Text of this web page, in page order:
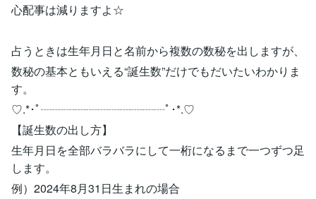
心配事は減りますよ☆
占うときは生年月日と名前から複数の数秘を出しますが、
数秘の基本ともいえる“誕生数”だけでもだいたいわかりま
す。
♡.*･ﾟ┈┈┈┈┈┈┈┈┈┈┈ﾟ･*.♡
【誕生数の出し方】
生年月日を全部バラバラにして一桁になるまで一つずつ足
します。
例）2024年8月31日生まれの場合